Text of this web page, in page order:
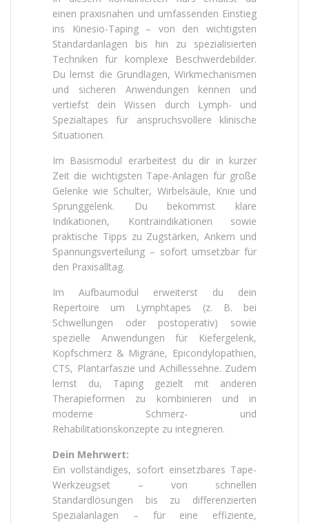
einen praxisnahen und umfassenden Einstieg
ins Kinesio-Taping – von den wichtigsten
Standardanlagen bis hin zu spezialisierten
Techniken für komplexe Beschwerdebilder.
Du lernst die Grundlagen, Wirkmechanismen
und sicheren Anwendungen kennen und
vertiefst dein Wissen durch Lymph- und
Spezialtapes für anspruchsvollere klinische
Situationen.
Im Basismodul erarbeitest du dir in kurzer
Zeit die wichtigsten Tape-Anlagen für große
Gelenke wie Schulter, Wirbelsäule, Knie und
Sprunggelenk. Du bekommst klare
Indikationen, Kontraindikationen sowie
praktische Tipps zu Zugstärken, Ankern und
Spannungsverteilung – sofort umsetzbar für
den Praxisalltag.
Im Aufbaumodul erweiterst du dein
Repertoire um Lymphtapes (z. B. bei
Schwellungen oder postoperativ) sowie
spezielle Anwendungen für Kiefergelenk,
Kopfschmerz & Migräne, Epicondylopathien,
CTS, Plantarfaszie und Achillessehne. Zudem
lernst du, Taping gezielt mit anderen
Therapieformen zu kombinieren und in
moderne Schmerz- und
Rehabilitationskonzepte zu integrieren.
Dein Mehrwert:
Ein vollständiges, sofort einsetzbares Tape-
Werkzeugset – von schnellen
Standardlösungen bis zu differenzierten
Spezialanlagen – für eine effiziente,